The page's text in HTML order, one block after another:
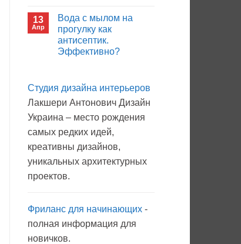
записи
Пиво
можно
на
карантине?
13
Апр
Вода с мылом на
прогулку как
антисептик.
Эффективно?
Вода
мылом
на
прогулку
антисептик.
Студия дизайна интерьеров
Лакшери Антонович Дизайн
Украина – место рождения
самых редких идей,
креативны дизайнов,
уникальных архитектурных
проектов.
Фриланс для начинающих-
полная информация для
новичков.